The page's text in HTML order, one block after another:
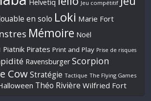
Helvetiq Jeu compétitif
en solo Loki Marie Fort
Mémoire Noël
Piatnik Pirates Print and Play Prise de risques
Ravensburger Scorpion
Cow Stratégie Tactique The Flying Games
Théo Rivière Wilfried Fort